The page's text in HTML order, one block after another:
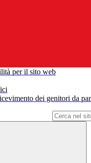
per il sito web
dei genitori da